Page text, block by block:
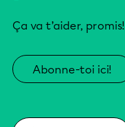
Ça va t’aider, promis!
Abonne-toi ici!